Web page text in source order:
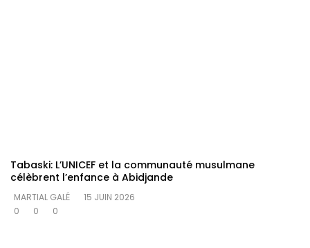
Tabaski: L’UNICEF et la communauté musulmane
célèbrent l’enfance à Abidjande
MARTIAL GALÉ
15 JUIN 2026
0
0 0